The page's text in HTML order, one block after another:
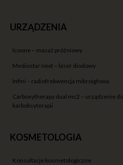
URZĄDZENIA
icoone – masaż próżniowy
mediostar next – laser diodowy
infini – radiofrekwencja mikroigłowa
carboxytherapy dual mc2 – urządzenie do
karboksyterapii
KOSMETOLOGIA
konsultacje kosmetologiczne